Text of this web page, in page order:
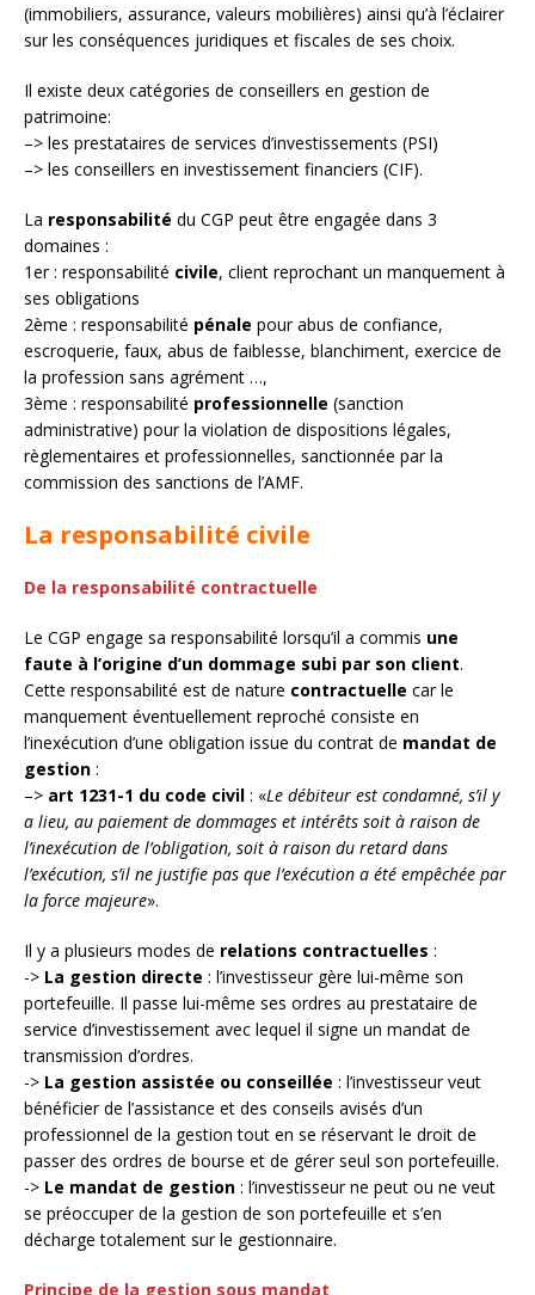
(immobiliers, assurance, valeurs mobilières) ainsi qu’à l’éclairer
sur les conséquences juridiques et fiscales de ses choix.
Il existe deux catégories de conseillers en gestion de
patrimoine:
–> les prestataires de services d’investissements (PSI)
–> les conseillers en investissement financiers (CIF).
La responsabilité du CGP peut être engagée dans 3
domaines :
1er : responsabilité civile, client reprochant un manquement à
ses obligations
2ème : responsabilité pénale pour abus de confiance,
escroquerie, faux, abus de faiblesse, blanchiment, exercice de
la profession sans agrément …,
3ème : responsabilité professionnelle (sanction
administrative) pour la violation de dispositions légales,
règlementaires et professionnelles, sanctionnée par la
commission des sanctions de l’AMF.
La responsabilité civile
De la responsabilité contractuelle
Le CGP engage sa responsabilité lorsqu’il a commis une
faute à l’origine d’un dommage subi par son client.
Cette responsabilité est de nature contractuelle car le
manquement éventuellement reproché consiste en
l’inexécution d’une obligation issue du contrat de mandat de
gestion :
–> art 1231-1 du code civil : «Le débiteur est condamné, s’il y
a lieu, au paiement de dommages et intérêts soit à raison de
l’inexécution de l’obligation, soit à raison du retard dans
l’exécution, s’il ne justifie pas que l’exécution a été empêchée par
la force majeure».
Il y a plusieurs modes de relations contractuelles :
-> La gestion directe : l’investisseur gère lui-même son
portefeuille. Il passe lui-même ses ordres au prestataire de
service d’investissement avec lequel il signe un mandat de
transmission d’ordres.
-> La gestion assistée ou conseillée : l’investisseur veut
bénéficier de l’assistance et des conseils avisés d’un
professionnel de la gestion tout en se réservant le droit de
passer des ordres de bourse et de gérer seul son portefeuille.
-> Le mandat de gestion : l’investisseur ne peut ou ne veut
se préoccuper de la gestion de son portefeuille et s’en
décharge totalement sur le gestionnaire.
Principe de la gestion sous mandat